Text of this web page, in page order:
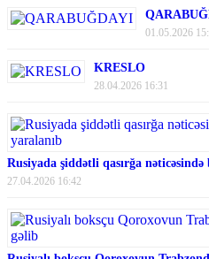
01.05.2026
KRESLO
28.04.2026 16:31
Rusiyada şiddətli qasırğa
27.04.2026 16:42